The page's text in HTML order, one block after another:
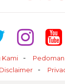
Kami
Disclaimer